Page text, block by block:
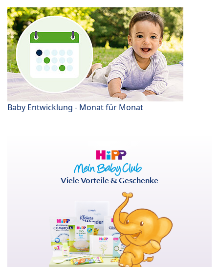
Baby Entwicklung - Monat für Monat
Viele Vorteile & Geschenke